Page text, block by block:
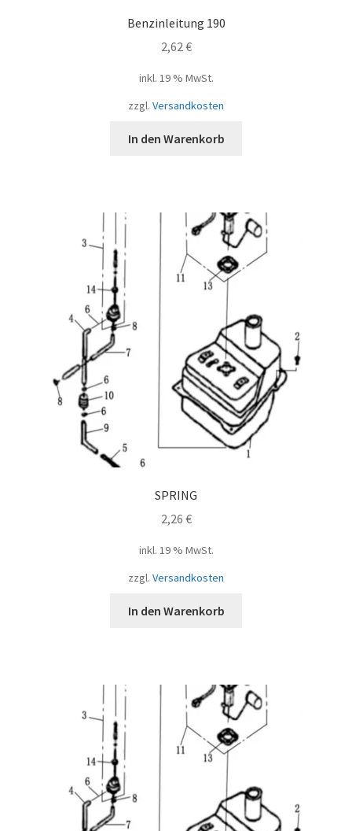
Benzinleitung 190
2,62€
inkl. 19 % MwSt.
zzgl. Versandkosten
In den Warenkorb
SPRING
2,26 €
inkl. 19 % MwSt.
zzgl. Versandkosten
In den Warenkorb